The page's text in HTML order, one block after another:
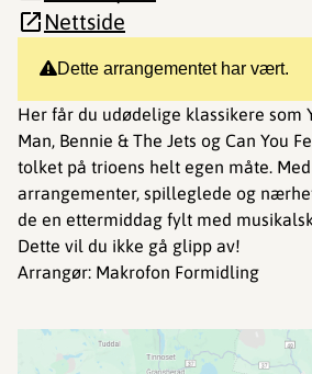
Dette arrangementet har vært.
Her får du udødelige klassikere som
Man, Bennie & The Jets og Can You
tolket på trioens helt egen måte.
arrangementer, spilleglede og
de en ettermiddag fylt med
Dette vil du ikke gå glipp av!
Arrangør: Makrofon Formidling
Nettside